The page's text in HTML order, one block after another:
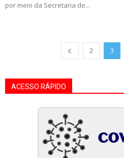
por meio da Secretaria de...
2 3
ACESSO RÁPIDO